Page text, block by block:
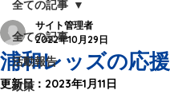
全ての記事
活動報告
政策
全ての記事
浦和レッズの応援
サイト管理者
2022年10月29日
更新日： 2023年1月11日